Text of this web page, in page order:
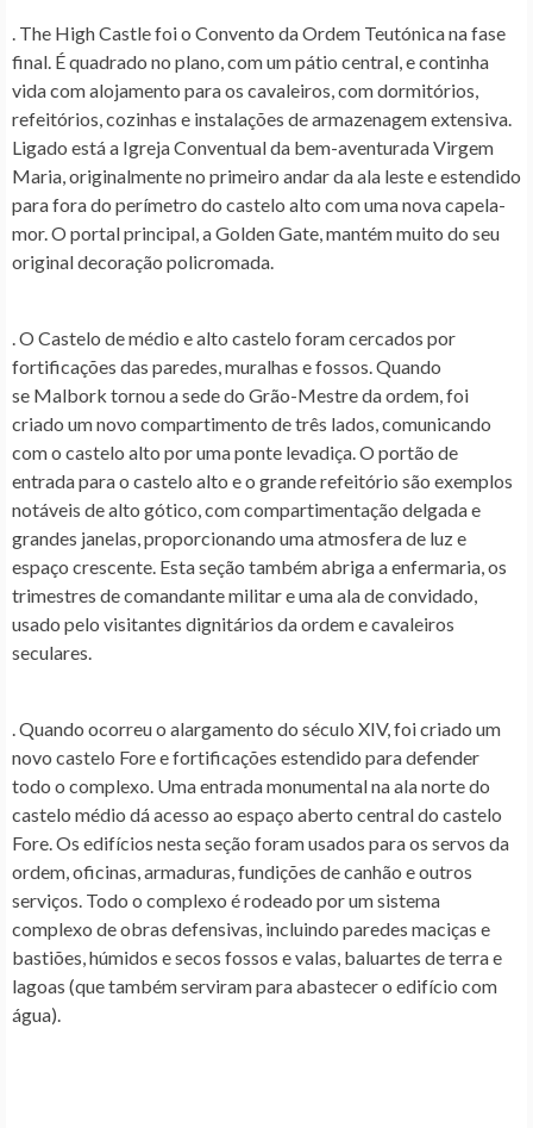
. The High Castle foi o Convento da Ordem Teutónica na fase
final. É quadrado no plano, com um pátio central, e continha
vida com alojamento para os cavaleiros, com dormitórios,
refeitórios, cozinhas e instalações de armazenagem extensiva.
Ligado está a Igreja Conventual da bem-aventurada Virgem
Maria, originalmente no primeiro andar da ala leste e estendido
para fora do perímetro do castelo alto com uma nova capela-
mor. O portal principal, a Golden Gate, mantém muito do seu
original decoração policromada.
. O Castelo de médio e alto castelo foram cercados por
fortificações das paredes, muralhas e fossos. Quando
se Malbork tornou a sede do Grão-Mestre da ordem, foi
criado um novo compartimento de três lados, comunicando
com o castelo alto por uma ponte levadiça. O portão de
entrada para o castelo alto e o grande refeitório são exemplos
notáveis de alto gótico, com compartimentação delgada e
grandes janelas, proporcionando uma atmosfera de luz e
espaço crescente. Esta seção também abriga a enfermaria, os
trimestres de comandante militar e uma ala de convidado,
usado pelo visitantes dignitários da ordem e cavaleiros
seculares.
. Quando ocorreu o alargamento do século XIV, foi criado um
novo castelo Fore e fortificações estendido para defender
todo o complexo. Uma entrada monumental na ala norte do
castelo médio dá acesso ao espaço aberto central do castelo
Fore. Os edifícios nesta seção foram usados para os servos da
ordem, oficinas, armaduras, fundições de canhão e outros
serviços. Todo o complexo é rodeado por um sistema
complexo de obras defensivas, incluindo paredes maciças e
bastiões, húmidos e secos fossos e valas, baluartes de terra e
lagoas (que também serviram para abastecer o edifício com
água).